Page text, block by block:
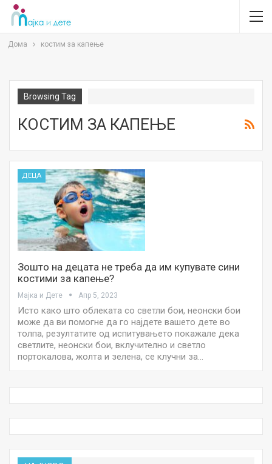
Дома костим за капење
Browsing Tag
КОСТИМ ЗА КАПЕЊЕ
ДЕЦА
Зошто на децата не треба да им купувате сини
костими за капење?
Мајка и Дете Апр 5, 2023
Исто како што облеката со светли бои, неонски бои
може да ви помогне да го најдете вашето дете во
толпа, резултатите од испитувањето покажале дека
светлите, неонски бои, вклучително и светло
портокалова, жолта и зелена, се клучни за…